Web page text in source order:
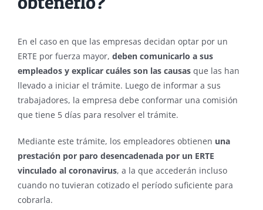
En el caso en que las empresas decidan optar por un
ERTE por fuerza mayor, deben comunicarlo a sus
empleados y explicar cuáles son las causas que las han
llevado a iniciar el trámite. Luego de informar a sus
trabajadores, la empresa debe conformar una comisión
que tiene 5 días para resolver el trámite.
Mediante este trámite, los empleadores obtienen una
prestación por paro desencadenada por un ERTE
vinculado al coronavirus, a la que accederán incluso
cuando no tuvieran cotizado el período suficiente para
cobrarla.